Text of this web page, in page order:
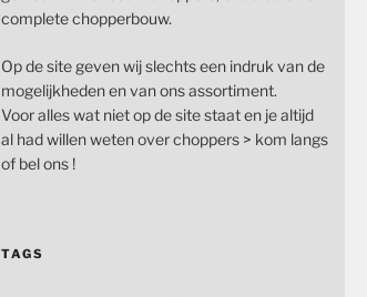
complete chopperbouw.
Op de site geven wij slechts een indruk van de
mogelijkheden en van ons assortiment.
Voor alles wat niet op de site staat en je altijd
al had willen weten over choppers > kom langs
of bel ons !
TAGS